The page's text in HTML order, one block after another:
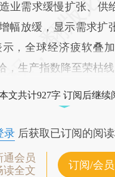
需求缓慢扩张、供
幅放缓，显示需求扩
，全球经济疲软叠
生产指数降至荣枯线
文共计927字 订阅后继续
录后获取已订阅的阅
通会员
读全文
订阅/会